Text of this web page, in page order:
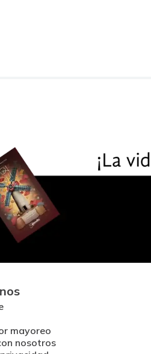
mayoreo
nosotros